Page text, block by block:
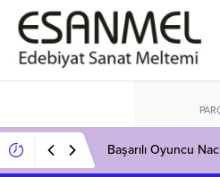
Başarılı Oyuncu